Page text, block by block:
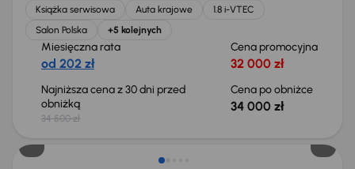
Książka serwisowa Auta krajowe
1.8 i-VTEC
Salon Polska
+5 kolejnych
Miesięczna rata
od 202 zł
Cena promocyjna
32 000 zł
Najniższa cena z 30 dni przed
obniżką
34 500 zł
Cena po obniżce
34 000 zł
Taniej o 2 000 zł